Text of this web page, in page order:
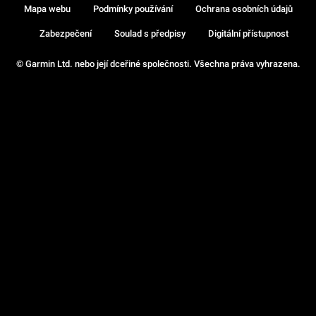
© Garmin Ltd. nebo její dceřiné společnosti. Všechna práva vyhrazena.
Mapa webu Podmínky používání Ochrana osobních údajů
Zabezpečení Soulad s předpisy Digitální přístupnost